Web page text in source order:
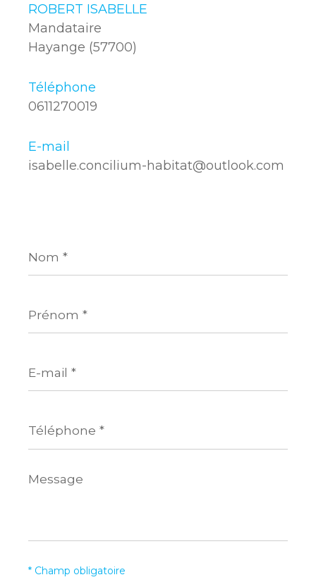
ROBERT ISABELLE
Mandataire
Hayange (57700)
Téléphone
0611270019
E-mail
isabelle.concilium-habitat@outlook.com
*
*
mail
*
*
Message
*
* Champ obligatoire